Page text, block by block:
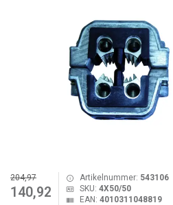
204,97
140,92
Artikelnummer: 543106
SKU: 4X50/50
EAN: 4010311048819